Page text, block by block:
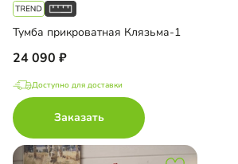
Тумба прикроватная Клязьма-1
24 090
Доступно для доставки
Заказать